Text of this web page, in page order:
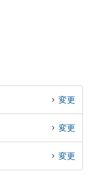
変更
変更
変更